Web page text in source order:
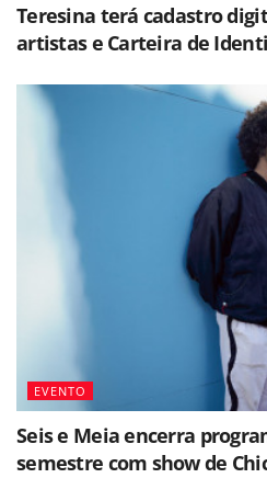
Teresina terá cadastro
artistas e Carteira de
EVENTO
Seis e Meia encerra
semestre com show de